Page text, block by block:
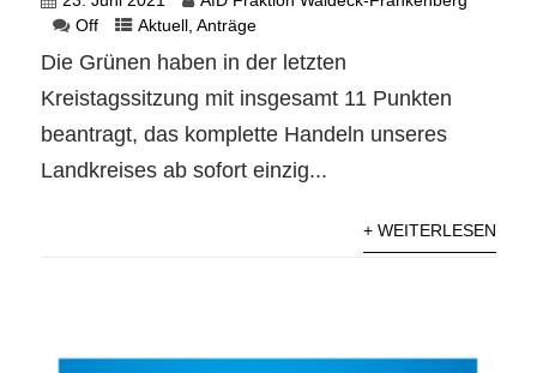
Off
Aktuell,Anträge
Die Grünen haben in der letzten
Kreistagssitzung mit insgesamt 11 Punkten
beantragt, das komplette Handeln unseres
Landkreises ab sofort einzig...
+ WEITERLESEN